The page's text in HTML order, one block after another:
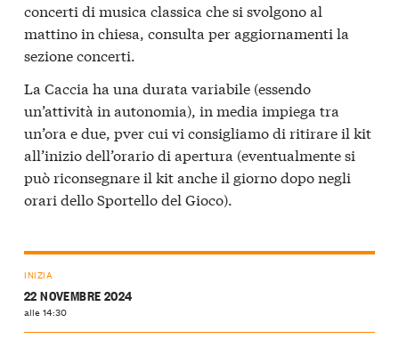
concerti di musica classica che si svolgono al
mattino in chiesa, consulta per aggiornamenti la
sezione concerti.
La Caccia ha una durata variabile (essendo
un’attività in autonomia), in media impiega tra
un’ora e due, pver cui vi consigliamo di ritirare il kit
all’inizio dell’orario di apertura (eventualmente si
può riconsegnare il kit anche il giorno dopo negli
orari dello Sportello del Gioco).
INIZIA
22 NOVEMBRE 2024
alle 14:30